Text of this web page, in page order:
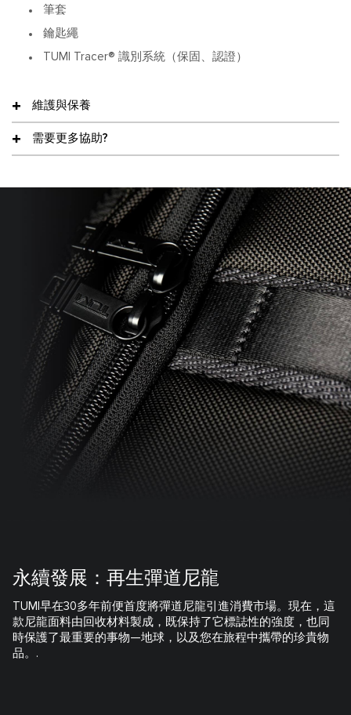
筆套
鑰匙繩
TUMI Tracer® 識別系統（保固、認證）
維護與保養
需要更多協助?
永續發展：再生彈道尼龍
TUMI早在30多年前便首度將彈道尼龍引進消費市場。現在，這
款尼龍面料由回收材料製成，既保持了它標誌性的強度，也同
時保護了最重要的事物—地球，以及您在旅程中攜帶的珍貴物
品。.